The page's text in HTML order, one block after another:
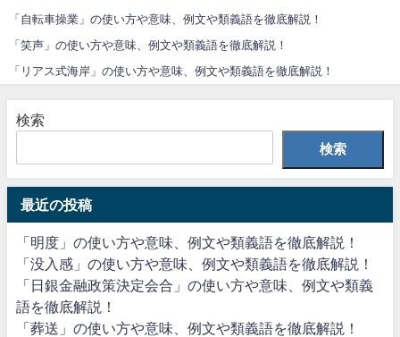
「自転車操業」の使い方や意味、例文や類義語を徹底解説！
「笑声」の使い方や意味、例文や類義語を徹底解説！
「リアス式海岸」の使い方や意味、例文や類義語を徹底解説！
検索
検索
最近の投稿
「明度」の使い方や意味、例文や類義語を徹底解説！
「没入感」の使い方や意味、例文や類義語を徹底解説！
「日銀金融政策決定会合」の使い方や意味、例文や類義
語を徹底解説！
「葬送」の使い方や意味、例文や類義語を徹底解説！